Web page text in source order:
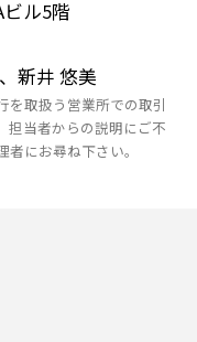
ル5階
新井 悠美
を取扱う営業所での取引
担当者からの説明にご不
にお尋ね下さい。